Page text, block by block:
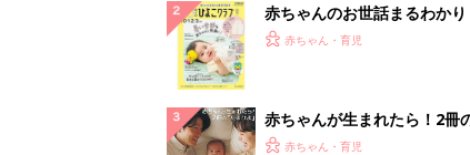
赤ちゃんのお世話まるわかり
てのひよこクラブ 夏号』〈巻
赤ちゃん・育児
赤ちゃんが生まれたら！2冊
ひよ」
赤ちゃん・育児